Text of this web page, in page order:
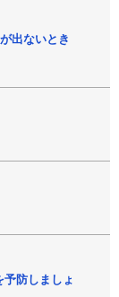
出ないとき
防しましょ